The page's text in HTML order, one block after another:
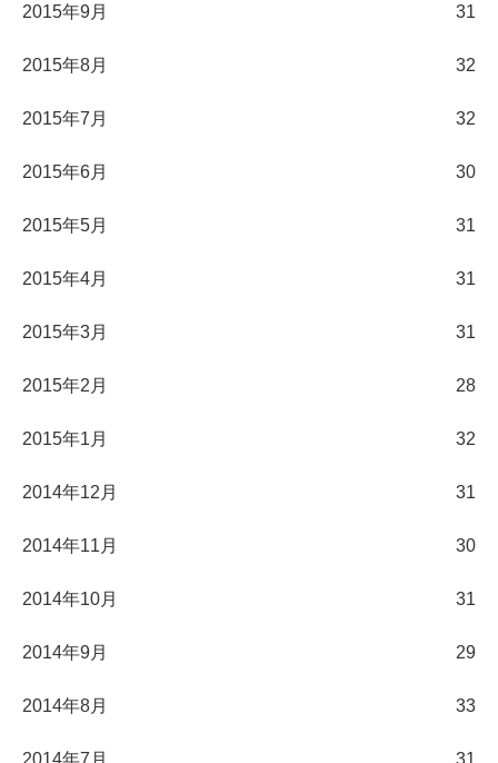
2015年9月 31
2015年8月 32
2015年7月 32
2015年6月 30
2015年5月 31
2015年4月 31
2015年3月 31
2015年2月 28
2015年1月 32
2014年12月 31
2014年11月 30
2014年10月 31
2014年9月 29
2014年8月 33
2014年7月 31